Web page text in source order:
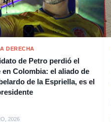
DERECHA
de Petro perdió el
en Colombia: el aliado de
de la Espriella, es el
2026